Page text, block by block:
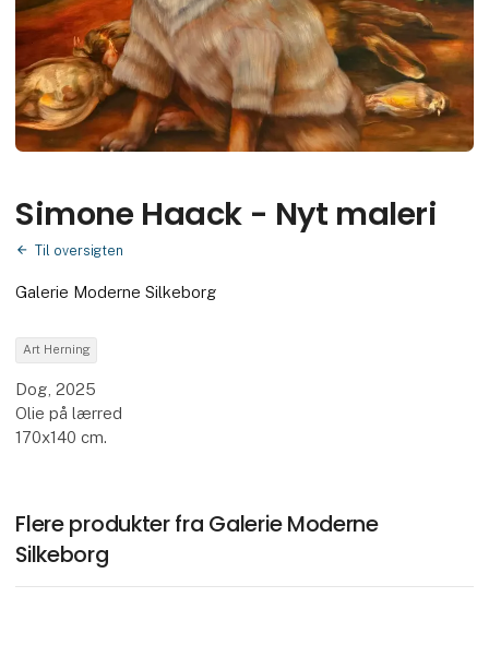
Simone Haack - Nyt maleri
Til oversigten
Galerie Moderne Silkeborg
Art Herning
Dog, 2025
Olie på lærred
170x140 cm.
Flere produkter fra Galerie Moderne
Silkeborg